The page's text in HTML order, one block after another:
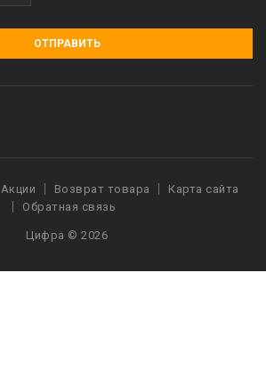
ОТПРАВИТЬ
Акции Возврат товара
Карта сайта
Обратная связь
Цифра © 2026